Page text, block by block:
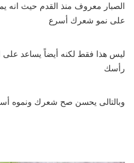
الصبار معروف منذ القدم حيث انه
على نمو شعرك أسرع
ليس هذا فقط لكنه أيضاً يساعد على
رأسك
وبالتالى يحسن صح شعرك ونموه